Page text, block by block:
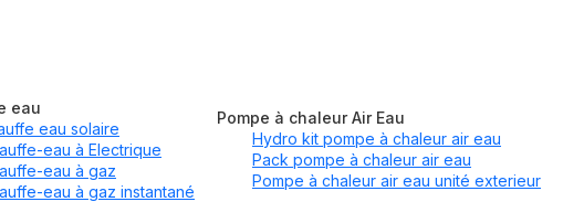
eau
eau solaire
eau à Electrique
eau à gaz
eau à gaz instantané
Pompe à chaleur Air Eau
Hydro kit pompe à chaleur air eau
Pack pompe à chaleur air eau
Pompe à chaleur air eau unité exterieur